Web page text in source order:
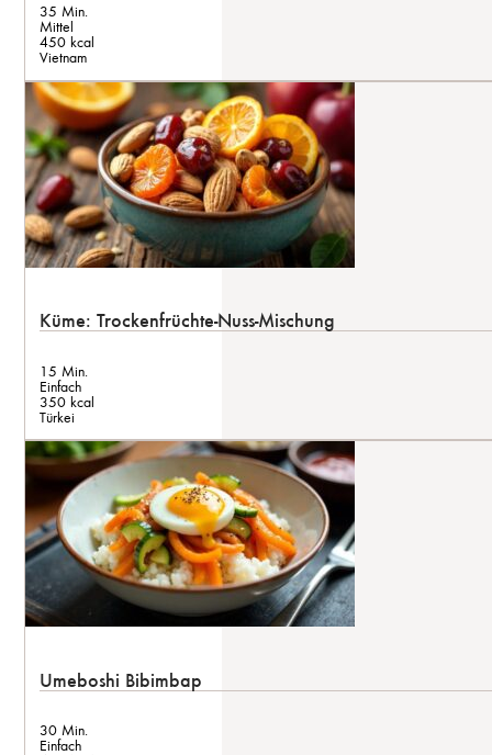
35 Min.
Mittel
450 kcal
Vietnam
Küme: Trockenfrüchte-Nuss-Mischung
15 Min.
Einfach
350 kcal
Türkei
Umeboshi Bibimbap
30 Min.
Einfach